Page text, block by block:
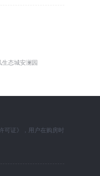
生态城安澜园
可证》，用户在购房时